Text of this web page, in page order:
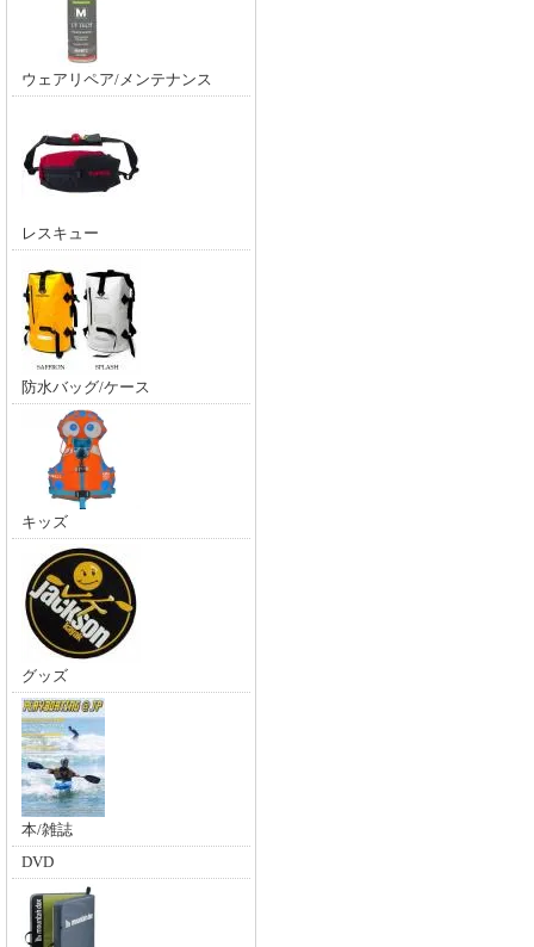
ウェアリペア/メンテナンス
レスキュー
防水バッグ/ケース
キッズ
グッズ
本/雑誌
DVD